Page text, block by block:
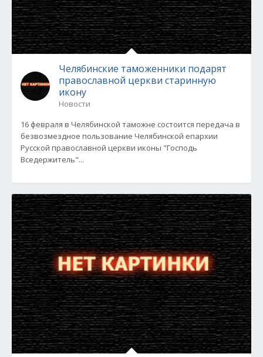
Челябинские таможенники подарят
православной церкви старинную
икону
Новости
16 февраля в Челябинской таможне состоится передача в
безвозмездное пользование Челябинской епархии
Русской православной церкви иконы "Господь
Вседержитель"...